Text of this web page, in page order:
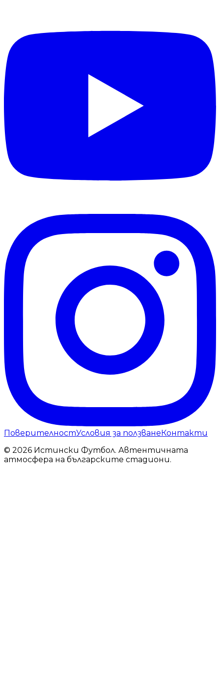
ПоверителностУсловия за ползванеКонтакти
© 2026 Истински Футбол. Автентичната
атмосфера на българските стадиони.